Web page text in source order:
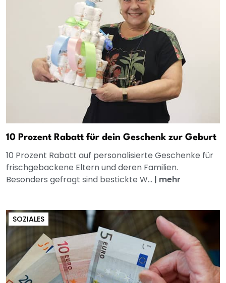
10 Prozent Rabatt für dein Geschenk zur Geburt
10 Prozent Rabatt auf personalisierte Geschenke für
frischgebackene Eltern und deren Familien.
Besonders gefragt sind bestickte W... | mehr
SOZIALES